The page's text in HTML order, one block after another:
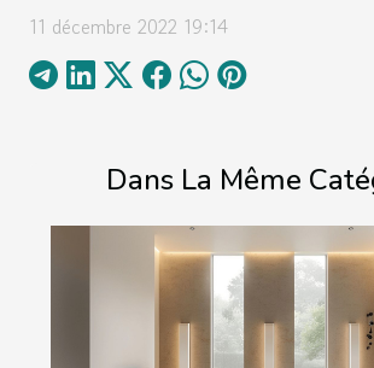
11 décembre 2022 19:14
Dans La Même